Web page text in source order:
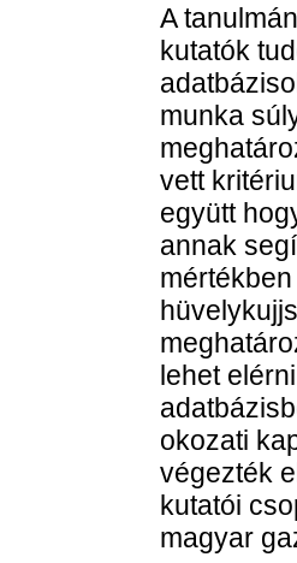
A
kutatók
munka
vett
együtt
annak
lehet
okozati
végezték
kutatói
magyar